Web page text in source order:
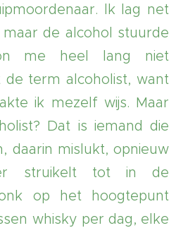
lk lag net
de alcohol stuurde
me heel lang niet
de term alcoholist, want
ik mezelf wijs. Maar
Dat is iemand die
daarin mislukt, opnieuw
struikelt tot in de
op het hoogtepunt
whisky per dag, elke